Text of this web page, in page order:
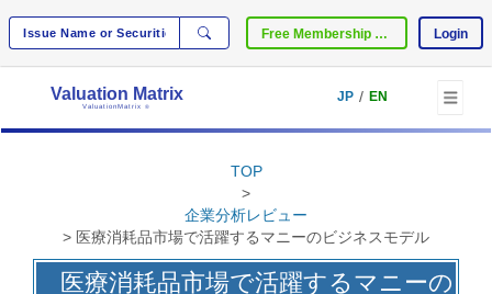
Free Membership Registration Login
Valuation Matrix
ValuationMatrix ®
JP / EN
TOP
>
企業分析レビュー
> 医療消耗品市場で活躍するマニーのビジネスモデル
医療消耗品市場で活躍するマニーの